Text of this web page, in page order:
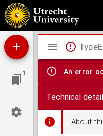
Stellingen ter verkrijging van den
1
Mirador
viewer
An error
Technical
About